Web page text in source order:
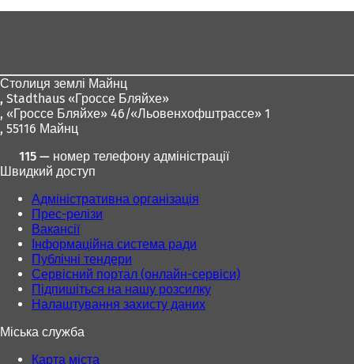
Столиця землі Майнц
, Stadthaus «Гроссе Бляйхе»
, «Гроссе Бляйхе» 46/«Льовенхофштрассе» 1
, 55116 Майнц
115 — номер телефону адміністрації
Швидкий доступ
Адміністративна організація
Прес-релізи
Вакансії
Інформаційна система ради
Публічні тендери
Сервісний портал (онлайн-сервіси)
Підпишіться на нашу розсилку
Налаштування захисту даних
Міська служба
Карта міста